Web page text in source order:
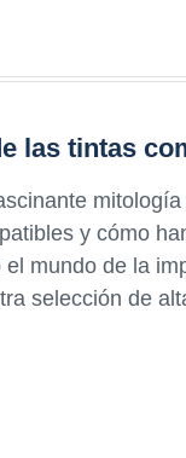
las tintas
y cómo
el mundo de la
selección de